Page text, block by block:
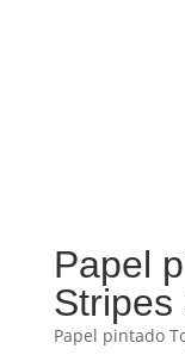
Papel
Stripes
Papel pintado